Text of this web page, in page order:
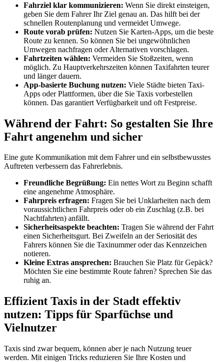
Fahrziel klar kommunizieren: Wenn Sie direkt einsteigen,
geben Sie dem Fahrer Ihr Ziel genau an. Das hilft bei der
schnellen Routenplanung und vermeidet Umwege.
Route vorab prüfen: Nutzen Sie Karten-Apps, um die beste
Route zu kennen. So können Sie bei ungewöhnlichen
Umwegen nachfragen oder Alternativen vorschlagen.
Fahrtzeiten wählen: Vermeiden Sie Stoßzeiten, wenn
möglich. Zu Hauptverkehrszeiten können Taxifahrten teurer
und länger dauern.
App-basierte Buchung nutzen: Viele Städte bieten Taxi-
Apps oder Plattformen, über die Sie Taxis vorbestellen
können. Das garantiert Verfügbarkeit und oft Festpreise.
Während der Fahrt: So gestalten Sie Ihre
Fahrt angenehm und sicher
Eine gute Kommunikation mit dem Fahrer und ein selbstbewusstes
Auftreten verbessern das Fahrerlebnis.
Freundliche Begrüßung: Ein nettes Wort zu Beginn schafft
eine angenehme Atmosphäre.
Fahrpreis erfragen: Fragen Sie bei Unklarheiten nach dem
voraussichtlichen Fahrpreis oder ob ein Zuschlag (z.B. bei
Nachtfahrten) anfällt.
Sicherheitsaspekte beachten: Tragen Sie während der Fahrt
einen Sicherheitsgurt. Bei Zweifeln an der Seriosität des
Fahrers können Sie die Taxinummer oder das Kennzeichen
notieren.
Kleine Extras ansprechen: Brauchen Sie Platz für Gepäck?
Möchten Sie eine bestimmte Route fahren? Sprechen Sie das
ruhig an.
Effizient Taxis in der Stadt effektiv
nutzen: Tipps für Sparfüchse und
Vielnutzer
Taxis sind zwar bequem, können aber je nach Nutzung teuer
werden. Mit einigen Tricks reduzieren Sie Ihre Kosten und